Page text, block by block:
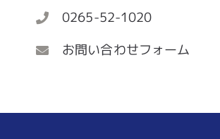
0265-52-1020
お問い合わせフォーム